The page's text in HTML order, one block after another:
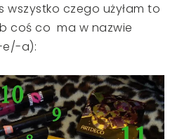
wszystko czego użyłam to
coś co ma w nazwie
e/-a):